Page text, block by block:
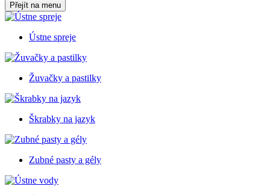
Přejít na menu
Ústne spreje
Žuvačky a pastilky
Škrabky na jazyk
Zubné pasty a gély